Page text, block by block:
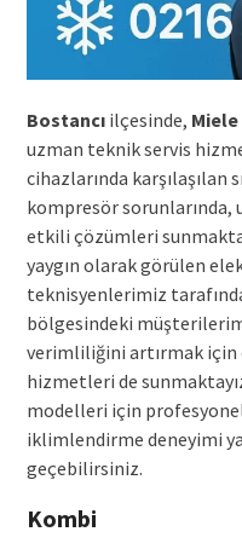
Bostancıilçesinde, Miele
uzman teknik servis
cihazlarında karşılaşılan
kompresör sorunlarında,
etkili çözümleri
yaygın olarak görülen
teknisyenlerimiz
bölgesindeki
verimliliğini artırmak için
hizmetleri de
modelleri için
iklimlendirme deneyimi
geçebilirsiniz.
Kombi